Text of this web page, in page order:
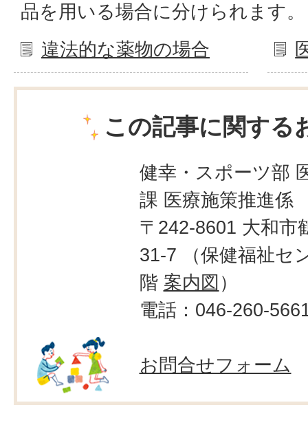
品を用いる場合に分けられます。
違法的な薬物の場合
この記事に関する
健幸・スポーツ部
課 医療施策推進係
〒242-8601 大和市
31-7 （保健福祉セ
階 案内図 ）
電話：046-260-
お問合せフォーム